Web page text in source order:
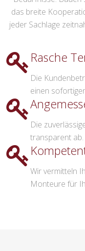
das breite
jeder Sachlage
Rasche
Die
einen
Die
transparent ab.
Wir vermitteln
Monteure für